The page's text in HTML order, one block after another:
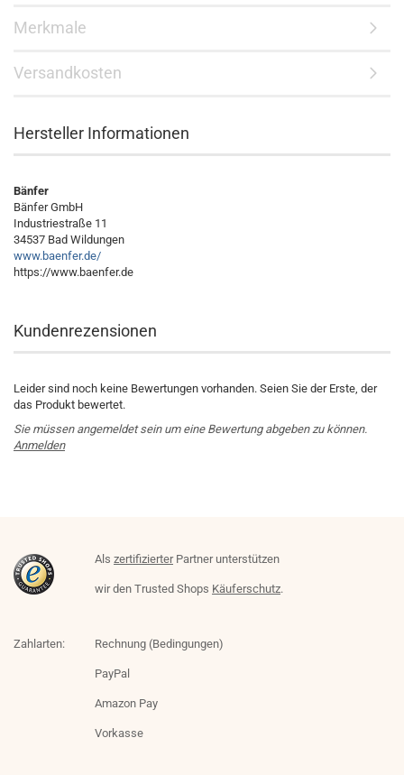
Merkmale
Versandkosten
Hersteller Informationen
Bänfer
Bänfer GmbH
Industriestraße 11
34537 Bad Wildungen
www.baenfer.de/
https://www.baenfer.de
Kundenrezensionen
Leider sind noch keine Bewertungen vorhanden. Seien Sie der Erste, der
das Produkt bewertet.
Sie müssen angemeldet sein um eine Bewertung abgeben zu können.
Anmelden
Als zertifizierterPartner unterstützen
wir den Trusted Shops Käuferschutz.
Zahlarten: Rechnung (Bedingungen)
PayPal
Amazon Pay
Vorkasse